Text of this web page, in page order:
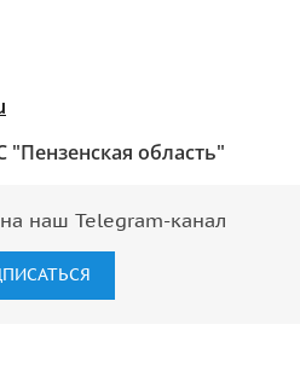
область"
наш Telegram-канал